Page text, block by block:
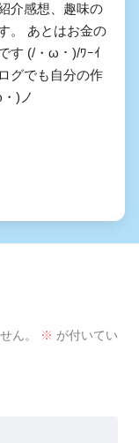
介感想、趣味の
。 あとはお金の
す (/・ω・)/ﾜｰｲ
グでも自分の作
)ノ
ん。 ※ が付いてい